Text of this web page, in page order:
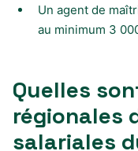
Un agent de
au minimum 3
Quelles
régionales
salariales